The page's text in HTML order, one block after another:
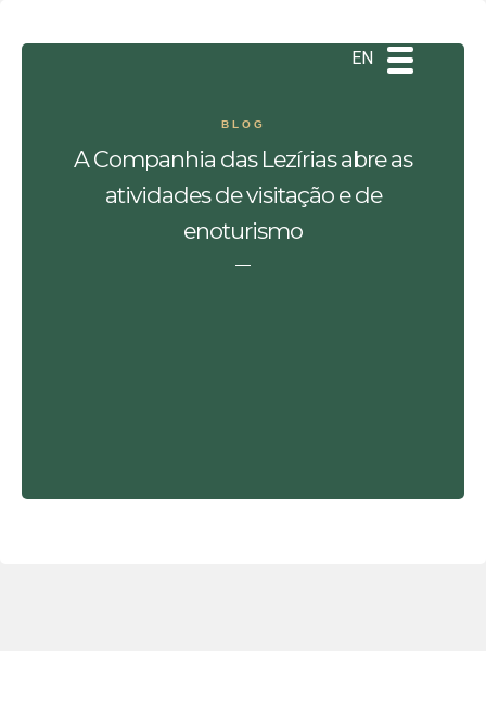
EN
BLOG
A Companhia das Lezírias abre as
atividades de visitação e de
enoturismo